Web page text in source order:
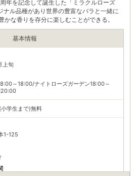
年を記念して誕生した「ミラクルローズ
ル品種があり世界の豊富なバラと一緒に
かな香りを存分に楽しむことができる。
基本情報
上旬
～18:00/ナイトローズガーデン18:00～
学生まで)無料
1-125